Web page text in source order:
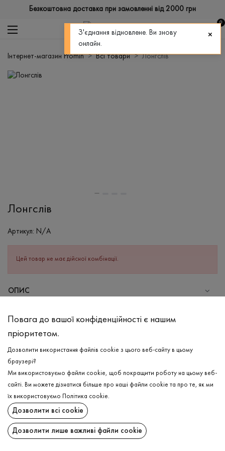
Безкоштовна доставка при замовленні від 2000 грн
0
Інтернет-магазин Promin Всі товари Лонгслів
Лонгслів
Артикул: N/A
Цей товар не має дійсної комбінації.
ОПИС
Бавовна - 95%, Еластан - 5%
Прання в холодній воді (до 30 ° C)
Відбілювання заборонено
Прасувати при середній температурі
Щадна хімчистка
Не можна віджимати і сушити в пральній машині
ДОСТАВКА
ПОВЕРНЕННЯ
Повага до вашої конфіденційності є нашим
пріоритетом.
Дозволити використання файлів cookie з цього веб-сайту в цьому
браузері?
Ми використовуємо файли cookie, щоб покращити роботу на цьому веб-
сайті. Ви можете дізнатися більше про наші файли cookie та про те, як ми
їх використовуємо
Політика cookie.
Дозволити всі cookie
Дозволити лише важливі файли cookie
З'єднання відновлене. Ви знову
онлайн.